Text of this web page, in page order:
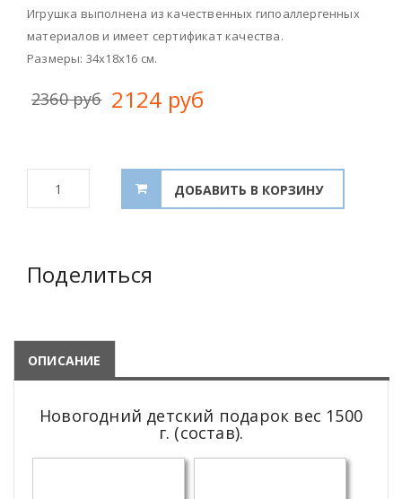
Игрушка выполнена из качественных гипоаллергенных
материалов и имеет сертификат качества.
Размеры: 34х18х16 см.
2360 руб 2124 руб
Поделиться
ОПИСАНИЕ
Новогодний детский подарок вес 1500
г. (состав).